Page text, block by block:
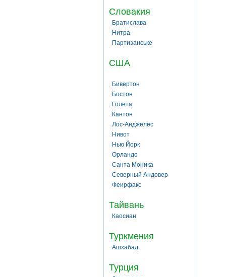
Словакия
Братислава
Нитра
Партизанське
США
Бивертон
Бостон
Голета
Кантон
Лос-Анджелес
Нивот
Нью Йорк
Орландо
Санта Моника
Северный Андовер
Феирфакс
Тайвань
Каосиан
Туркмения
Ашхабад
Турция